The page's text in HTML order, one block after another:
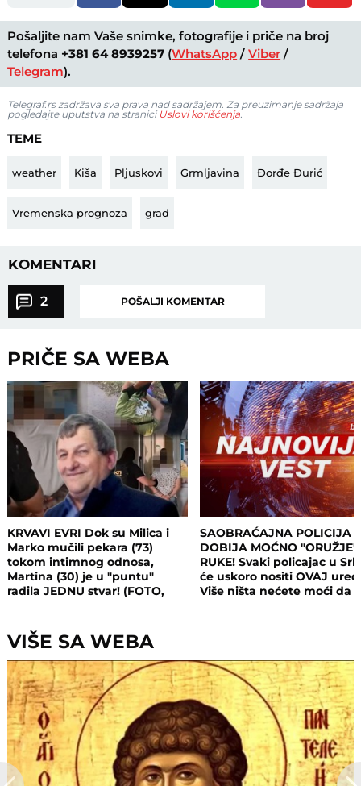
Pošaljite nam Vaše snimke, fotografije i priče na broj
telefona +381 64 8939257 (WhatsApp /Viber /
Telegram).
Telegraf.rs zadržava sva prava nad sadržajem. Za preuzimanje sadržaja
pogledajte uputstva na stranici Uslovi korišćenja.
TEME
weather Kiša Pljuskovi Grmljavina Đorđe Đurić
Vremenska prognoza grad
KOMENTARI
2 POŠALJI KOMENTAR
PRIČE SA WEBA
KRVAVI EVRI Dok su Milica i
Marko mučili pekara (73)
tokom intimnog odnosa,
Martina (30) je u "puntu"
radila JEDNU stvar! (FOTO,
SAOBRAĆAJNA POLICIJA
DOBIJA MOĆNO "ORUŽJE"
RUKE! Svaki policajac u
će uskoro nositi OVAJ
Više ništa nećete moći da
VIŠE SA WEBA